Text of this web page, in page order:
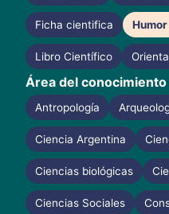
Ficha cientifica
Libro Científico
Área del conocimiento
Antropología
Ciencia Argentina
Ciencias biológicas
Ciencias Sociales